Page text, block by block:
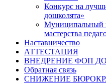
Конкурс на
дошколята»
Муниципальный
мастерства
Наставничество
АТТЕСТАЦИЯ
ВНЕДРЕНИЕ ФОП ДО
Обратная связь
СНИЖЕНИЕ